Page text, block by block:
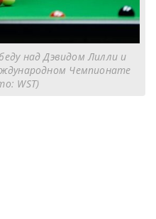
над Дэвидом Лилли и
Чемпионате
WST)